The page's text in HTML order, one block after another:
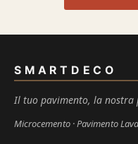
SMARTDECO
Il tuo pavimento, la nostra
Microcemento Pavimento